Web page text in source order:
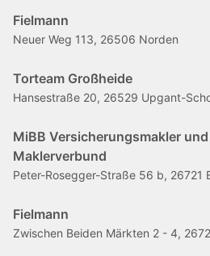
Fielmann
Neuer Weg 113, 26506 Norden
Torteam Großheide
Hansestraße 20, 26529 Upgant-
MiBB Versicherungsmakler und
Maklerverbund
Peter-Rosegger-Straße 56 b, 26721
Fielmann
Zwischen Beiden Märkten 2 - 4,